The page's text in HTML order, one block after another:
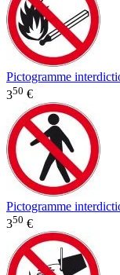
Pictogramme
350 €
Pictogramme
350 €